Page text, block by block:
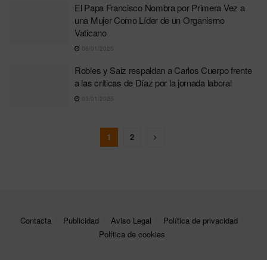
El Papa Francisco Nombra por Primera Vez a
una Mujer Como Líder de un Organismo
Vaticano
08/01/2025
Robles y Saiz respaldan a Carlos Cuerpo frente
a las críticas de Díaz por la jornada laboral
03/01/2025
1 2
Contacta Publicidad Aviso Legal
Política de privacidad
Política de cookies